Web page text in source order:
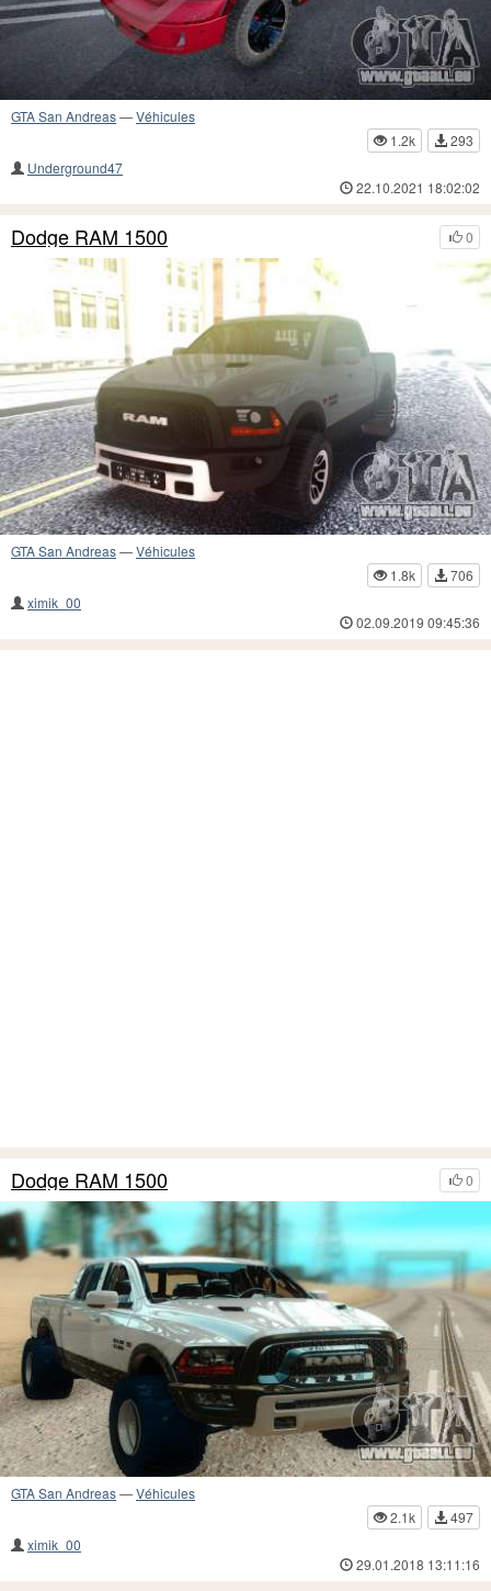
GTA San Andreas—Véhicules
1.2k
293
Underground47
22.10.2021 18:02:02
0
Dodge RAM 1500
GTA San Andreas—Véhicules
1.8k
706
ximik_00
02.09.2019 09:45:36
0
Dodge RAM 1500
GTA San Andreas—Véhicules
2.1k
497
ximik_00
29.01.2018 13:11:16